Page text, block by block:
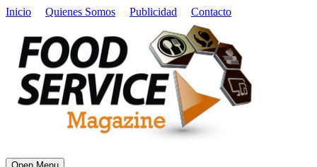
Inicio Quienes Somos Publicidad Contacto